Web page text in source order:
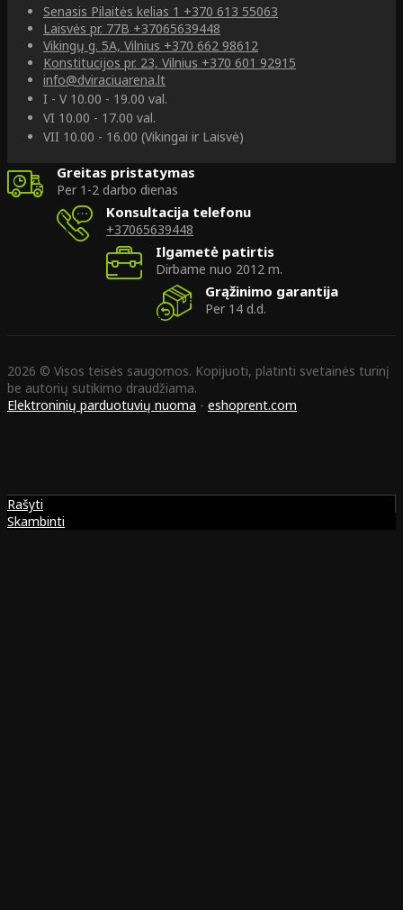
Senasis Pilaitės kelias 1 +370 613 55063
Laisvės pr. 77B +37065639448
Vikingų g. 5A, Vilnius +370 662 98612
Konstitucijos pr. 23, Vilnius +370 601 92915
info@dviraciuarena.lt
I - V 10.00 - 19.00 val.
VI 10.00 - 17.00 val.
VII 10.00 - 16.00 (Vikingai ir Laisvė)
Greitas pristatymas
Per 1-2 darbo dienas
Konsultacija telefonu
+37065639448
Ilgametė patirtis
Dirbame nuo 2012 m.
Grąžinimo garantija
Per 14 d.d.
2026 © Visos teisės saugomos. Kopijuoti, platinti svetainės turinį
be autorių sutikimo draudžiama.
Elektroninių parduotuvių nuoma - eshoprent.com
Rašyti
Skambinti